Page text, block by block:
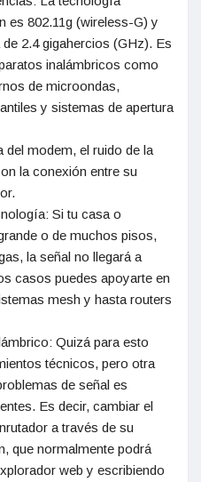
es 802.11g (wireless-G) y
2.4 gigahercios (GHz). Es
inalámbricos como
de microondas,
y sistemas de apertura
del modem, el ruido de la
la conexión entre su
Si tu casa o
o de muchos pisos,
la señal no llegará a
casos puedes apoyarte en
mesh y hasta routers
Quizá para esto
técnicos, pero otra
de señal es
Es decir, cambiar el
a través de su
que normalmente podrá
web y escribiendo